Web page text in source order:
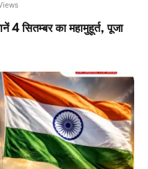
सितम्बर का महामुहूर्त, पूजा